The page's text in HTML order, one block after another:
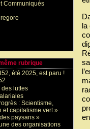
la
Communiqués
rubrique
été 2025, est paru !
des luttes
: Scientisme,
et capitalisme vert »
paysans »
des organisations